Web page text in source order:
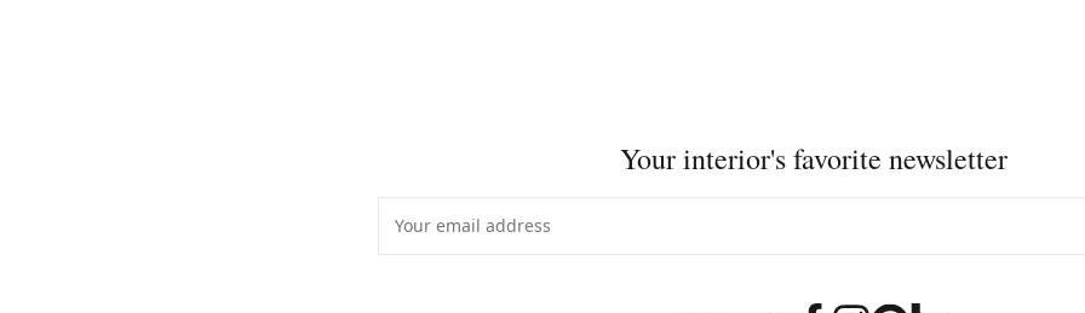
Your interior's favorite newsletter